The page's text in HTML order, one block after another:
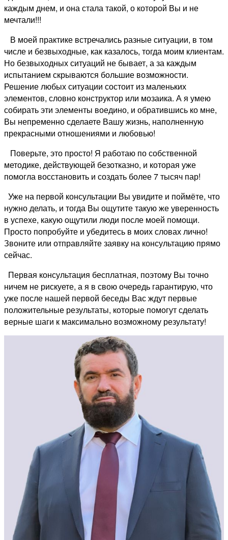
каждым днем, и она стала такой, о которой Вы и не
мечтали!!!
В моей практике встречались разные ситуации, в том
числе и безвыходные, как казалось, тогда моим клиентам.
Но безвыходных ситуаций не бывает, а за каждым
испытанием скрываются большие возможности.
Решение любых ситуации состоит из маленьких
элементов, словно конструктор или мозаика. А я умею
собирать эти элементы воедино, и обратившись ко мне,
Вы непременно сделаете Вашу жизнь, наполненную
прекрасными отношениями и любовью!
Поверьте, это просто! Я работаю по собственной
методике, действующей безотказно, и которая уже
помогла восстановить и создать более 7 тысяч пар!
Уже на первой консультации Вы увидите и поймёте, что
нужно делать, и тогда Вы ощутите такую же уверенность
в успехе, какую ощутили люди после моей помощи.
Просто попробуйте и убедитесь в моих словах лично!
Звоните или отправляйте заявку на консультацию прямо
сейчас.
Первая консультация бесплатная, поэтому Вы точно
ничем не рискуете, а я в свою очередь гарантирую, что
уже после нашей первой беседы Вас ждут первые
положительные результаты, которые помогут сделать
верные шаги к максимально возможному результату!